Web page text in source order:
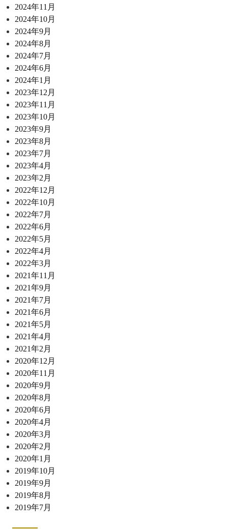
2024年11月
2024年10月
2024年9月
2024年8月
2024年7月
2024年6月
2024年1月
2023年12月
2023年11月
2023年10月
2023年9月
2023年8月
2023年7月
2023年4月
2023年2月
2022年12月
2022年10月
2022年7月
2022年6月
2022年5月
2022年4月
2022年3月
2021年11月
2021年9月
2021年7月
2021年6月
2021年5月
2021年4月
2021年2月
2020年12月
2020年11月
2020年9月
2020年8月
2020年6月
2020年4月
2020年3月
2020年2月
2020年1月
2019年10月
2019年9月
2019年8月
2019年7月